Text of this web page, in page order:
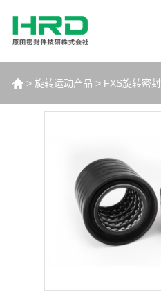
> 旋转运动产品 > FXS旋转密封